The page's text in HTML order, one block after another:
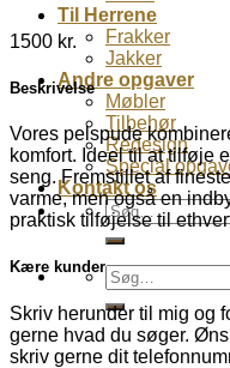
Til Herrene
Frakker
Jakker
Andre opgaver
Møbler
Tilbehør
Redesign
Special
Kontakt os
Søg
efter:
Søg
efter:
1500 kr.
Beskrivelse
Vores pelspude
komfort. Ideel til at tilføje
seng. Fremstillet af
varme, men også en
praktisk tilføjelse til
Kære kunder
Skriv herunder til mig og
gerne hvad du søger.
skriv gerne dit